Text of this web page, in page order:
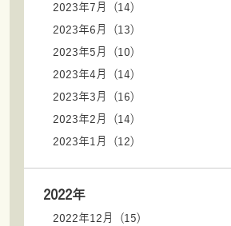
2023年7月 (14)
2023年6月 (13)
2023年5月 (10)
2023年4月 (14)
2023年3月 (16)
2023年2月 (14)
2023年1月 (12)
2022年
2022年12月 (15)